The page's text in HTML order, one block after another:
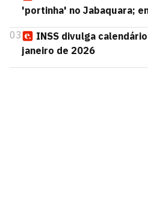
'portinha' no Jabaquara;
03
INSS divulga
janeiro de 2026